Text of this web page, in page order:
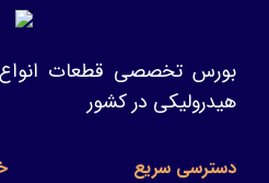
بورس تخصصی قطعات انواع
هیدرولیکی در کشور
دسترسی سریع